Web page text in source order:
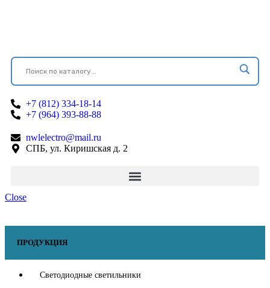
+7 (812) 334-18-14
+7 (964) 393-88-88
nwlelectro@mail.ru
СПБ, ул. Киришская д. 2
Close
ПРОДУКЦИЯ
Светодиодные светильники